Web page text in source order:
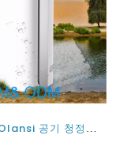
건강한 가정을위한 최고의 최고 평점 Olansi 공기 청정기와 폐용 순수한 공기